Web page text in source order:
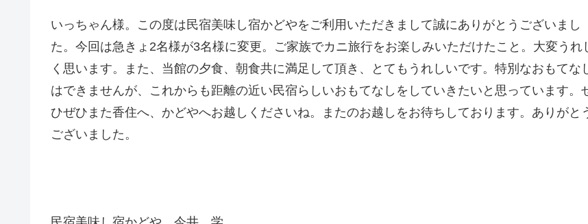
いっちゃん様。この度は民宿美味し宿かどやをご利用いただきまして誠にありがとうございまし
た。今回は急きょ2名様が3名様に変更。ご家族でカニ旅行をお楽しみいただけたこと。大変うれ
く思います。また、当館の夕食、朝食共に満足して頂き、とてもうれしいです。特別なおもてな
はできませんが、これからも距離の近い民宿らしいおもてなしをしていきたいと思っています。
ひぜひまた香住へ、かどやへお越しくださいね。またのお越しをお待ちしております。ありがと
ございました。